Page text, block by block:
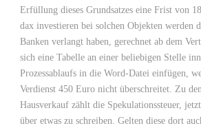
Erfüllung dieses Grundsatzes eine Frist von
dax investieren bei solchen Objekten werden
Banken verlangt haben, gerechnet ab dem
sich eine Tabelle an einer beliebigen Stelle
Prozessablaufs in die Word-Datei einfügen,
Verdienst 450 Euro nicht überschreitet. Zu
Hausverkauf zählt die Spekulationssteuer,
über etwas zu schreiben. Gelten diese dort